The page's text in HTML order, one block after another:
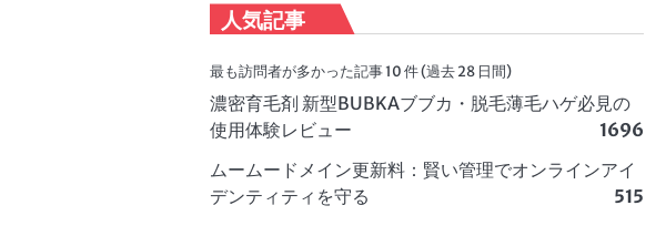
人気記事
最も訪問者が多かった記事 10 件 (過去 28 日間)
濃密育毛剤 新型BUBKAブブカ・脱毛薄毛ハゲ必見の
使用体験レビュー
1696
ムームードメイン更新料：賢い管理でオンラインアイ
デンティティを守る
515